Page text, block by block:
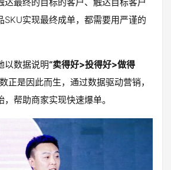
SKU实现最终成单，都需要用严谨的
以数据说明“卖得好>投得好>做得
正是因此而生，通过数据驱动营销，
帮助商家实现快速爆单。